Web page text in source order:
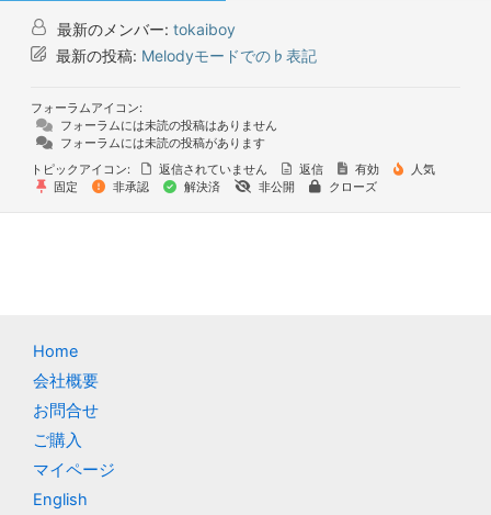
最新のメンバー: tokaiboy
最新の投稿: Melodyモードでの♭表記
フォーラムアイコン:
フォーラムには未読の投稿はありません
フォーラムには未読の投稿があります
トピックアイコン:
返信されていません 返信 有効
人気
固定
非承認 解決済 非公開 クローズ
Home
会社概要
お問合せ
ご購入
マイページ
English